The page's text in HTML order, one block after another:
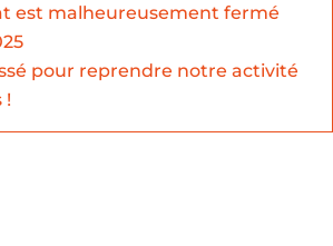
est malheureusement fermé
pour reprendre notre activité
!